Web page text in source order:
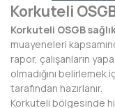
BURDUR
BURSA
ÇANAKKALE
ÇANKIRI
Korkuteli
Korkuteli OSGB
muayeneleri
rapor, çalışanların
olmadığını belirlemek
tarafından hazırlanır.
Korkuteli bölgesinde